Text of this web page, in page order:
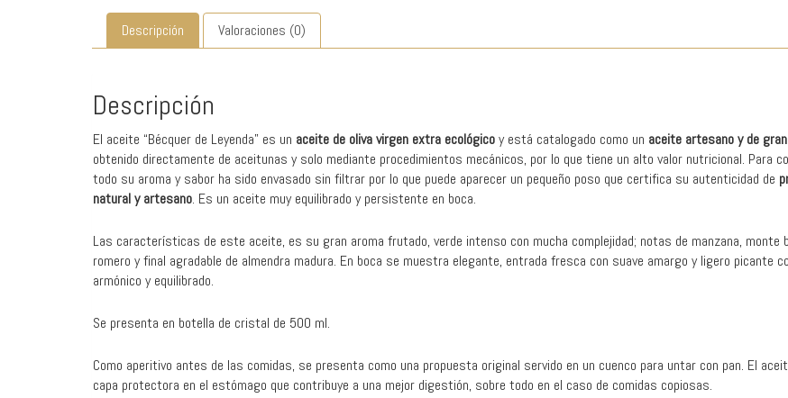
Descripción Valoraciones (0)
Descripción
El aceite “Bécquer de Leyenda” es un aceite de oliva virgen extra ecológicoy está catalogado como un aceite artesano y de
obtenido directamente de aceitunas y solo mediante procedimientos mecánicos, por lo que tiene un alto valor nutricional. Para
todo su aroma y sabor ha sido envasado sin filtrar por lo que puede aparecer un pequeño poso que certifica su autenticidad de
natural y artesano. Es un aceite muy equilibrado y persistente en boca.
Las características de este aceite, es su gran aroma frutado, verde intenso con mucha complejidad; notas de manzana, monte
romero y final agradable de almendra madura. En boca se muestra elegante, entrada fresca con suave amargo y ligero picante
armónico y equilibrado.
Se presenta en botella de cristal de 500 ml.
Como aperitivo antes de las comidas, se presenta como una propuesta original servido en un cuenco para untar con pan. El
capa protectora en el estómago que contribuye a una mejor digestión, sobre todo en el caso de comidas copiosas.